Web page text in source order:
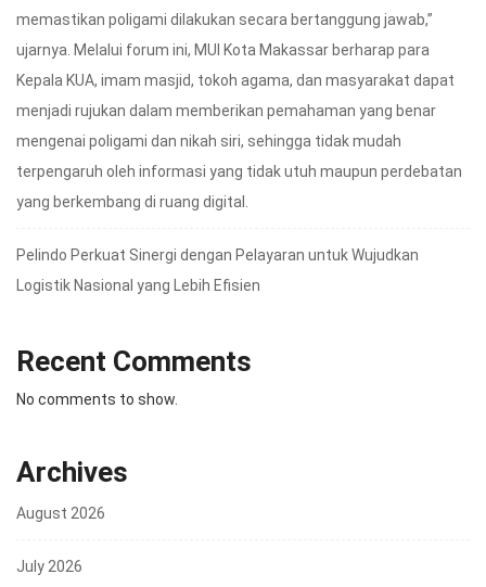
memastikan poligami dilakukan secara bertanggung jawab,”
ujarnya. Melalui forum ini, MUI Kota Makassar berharap para
Kepala KUA, imam masjid, tokoh agama, dan masyarakat dapat
menjadi rujukan dalam memberikan pemahaman yang benar
mengenai poligami dan nikah siri, sehingga tidak mudah
terpengaruh oleh informasi yang tidak utuh maupun perdebatan
yang berkembang di ruang digital.
Pelindo Perkuat Sinergi dengan Pelayaran untuk Wujudkan
Logistik Nasional yang Lebih Efisien
Recent Comments
No comments to show.
Archives
August 2026
July 2026